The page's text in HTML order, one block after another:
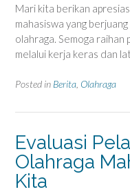
Mari kita berikan
mahasiswa yang
olahraga. Semoga
melalui kerja keras dan
Posted in Berita Olahraga
Evaluasi
Olahraga
Kita